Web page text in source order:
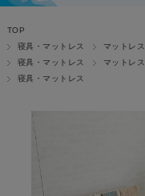
TOP
寝具・マットレス
マットレス
寝具・マットレス
マットレス
寝具・マットレス